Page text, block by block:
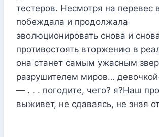
тестеров. Несмотря на перевес
побеждала и продолжала
эволюционировать снова и
противостоять вторжению в
она станет самым ужасным
разрушителем миров…
― . . . погодите, чего? я?Наш
выживет, не сдаваясь, не зная